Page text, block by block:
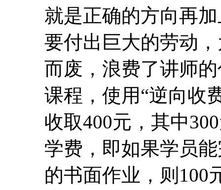
就是正确的方向再
要付出巨大的劳动
而废，浪费了讲师
课程，使用“逆向收
收取400元，其中
学费，即如果学员
的书面作业，则100